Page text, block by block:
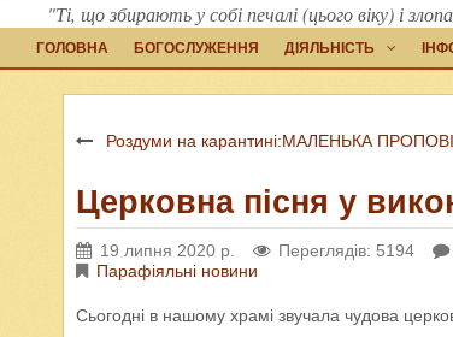
"Ті, що збирають у собі печалі (цього віку) і
ГОЛОВНА БОГОСЛУЖЕННЯ ДІЯЛЬНІСТЬ
Роздуми на карантині:МАЛЕНЬКА
Церковна пісня у
19 липня 2020 р. Переглядів: 5194
Парафіяльні новини
Сьогодні в нашому храмі звучала чудова